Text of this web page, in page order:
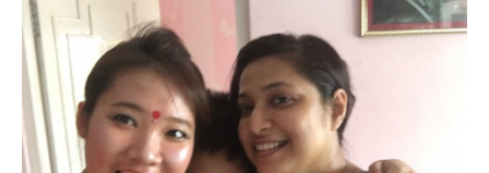
バリ
ベトナム
マルタ島